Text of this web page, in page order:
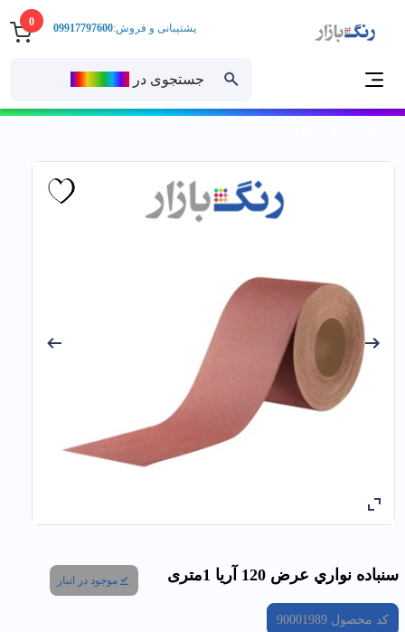
0
جستجوی در
پشتیبانی و فروش:09917797600
سنباده نواري عرض 120 آریا 1متری موجود در انبار
کد محصول90001989